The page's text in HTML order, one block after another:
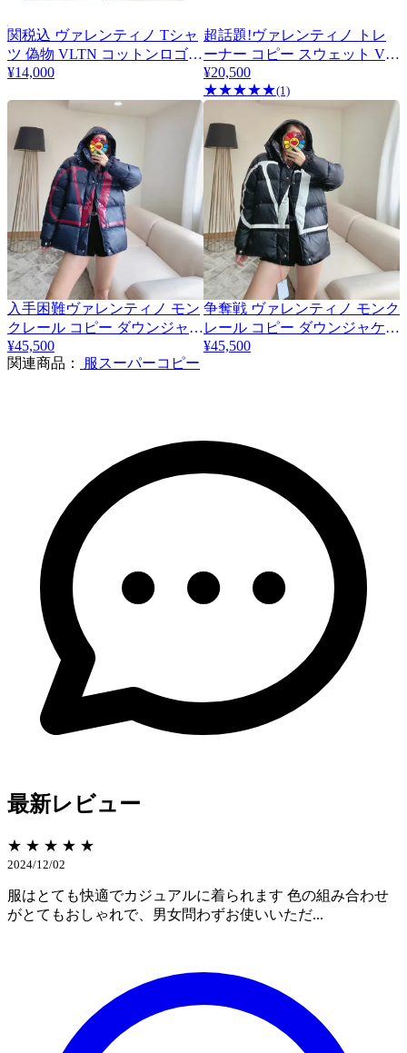
関税込 ヴァレンティノ Tシャ
ツ 偽物 VLTN コットンロゴ
Vug98960
¥14,000
超話題!ヴァレンティノ トレ
ーナー コピー スウェット Vロ
ゴ 2色 3MF15B6K6
¥20,500
★★★★★(1)
入手困難ヴァレンティノ モン
クレール コピー ダウンジャケ
ット ロゴ付 Vuq89110
¥45,500
争奪戦 ヴァレンティノ モンク
レール コピー ダウンジャケッ
ト ロゴ付 Vue37116
¥45,500
関連商品：
服スーパーコピー
最新レビュー
★ ★ ★ ★ ★
2024/12/02
服はとても快適でカジュアルに着られます 色の組み合わせ
がとてもおしゃれで、男女問わずお使いいただ...